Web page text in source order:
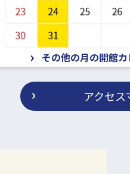
その他の月の開館
アクセス